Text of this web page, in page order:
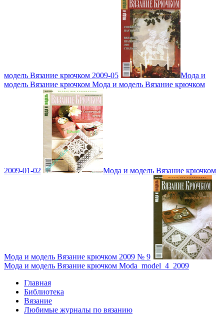
модель Вязание крючком 2009-05
Мода и
модель Вязание крючком Мода и модель Вязание крючком
2009-01-02 Мода и модель Вязание крючком
Мода и модель Вязание крючком 2009 № 9
Мода и модель Вязание крючком Moda_model_4_2009
Главная
Библиотека
Вязание
Любимые журналы по вязанию